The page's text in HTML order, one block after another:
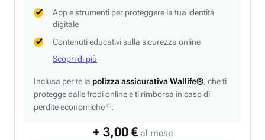
+ 3,00 € al mese
App e strumenti per proteggere la tua identità
digitale
Contenuti educativi sulla sicurezza online
Scopri di più
Inclusa per te la polizza assicurativa Wallife®, che ti
protegge dalle frodi online e ti rimborsa in caso di
perdite economiche (1).